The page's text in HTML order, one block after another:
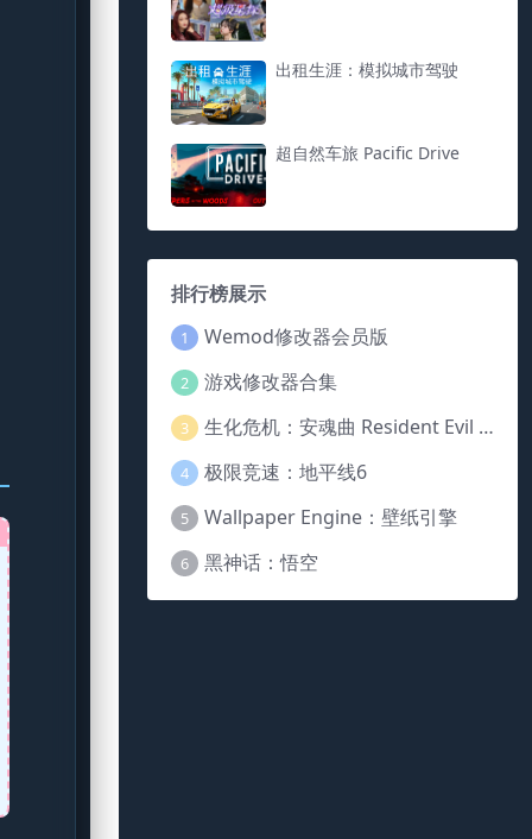
出租生涯：模拟城市驾驶
超自然车旅 Pacific Drive
排行榜展示
1 Wemod修改器会员版
2 游戏修改器合集
3 生化危机：安魂曲 Resident Evil Requiem
4 极限竞速：地平线6
5 Wallpaper Engine：壁纸引擎
6 黑神话：悟空